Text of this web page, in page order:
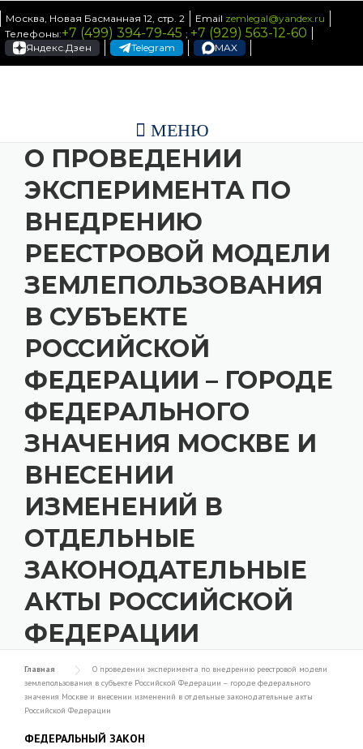
Skip to content
Москва, Новая Басманная 12, стр. 2 Email zemlegal@yandex.ru
Телефоны:+7 (499) 394-79-45 ; +7 (929) 563-12-60
Яндекс.Дзен Telegram MAX
МЕНЮ
О ПРОВЕДЕНИИ
ЭКСПЕРИМЕНТА ПО
ВНЕДРЕНИЮ
РЕЕСТРОВОЙ МОДЕЛИ
ЗЕМЛЕПОЛЬЗОВАНИЯ
В СУБЪЕКТЕ
РОССИЙСКОЙ
ФЕДЕРАЦИИ – ГОРОДЕ
ФЕДЕРАЛЬНОГО
ЗНАЧЕНИЯ МОСКВЕ И
ВНЕСЕНИИ
ИЗМЕНЕНИЙ В
ОТДЕЛЬНЫЕ
ЗАКОНОДАТЕЛЬНЫЕ
АКТЫ РОССИЙСКОЙ
ФЕДЕРАЦИИ
Главная
О проведении эксперимента по внедрению реестровой модели
землепользования в субъекте Российской Федерации – городе федерального
значения Москве и внесении изменений в отдельные законодательные акты
Российской Федерации
ФЕДЕРАЛЬНЫЙ ЗАКОН